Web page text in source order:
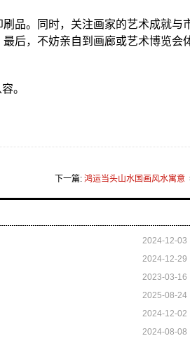
品。同时，关注画家的艺术成就与
后，不妨亲自到画廊或艺术博览会
。
下一篇: 鸿运当头山水国画风水寓意
2024-12-03
2024-12-29
2023-03-16
2025-08-24
2024-12-02
2024-08-08